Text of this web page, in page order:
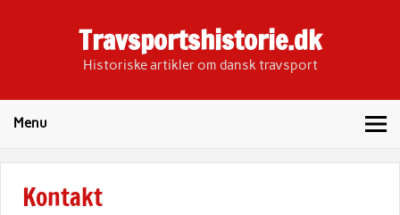
Travsportshistorie.dk
Historiske artikler om dansk travsport
Menu
Kontakt